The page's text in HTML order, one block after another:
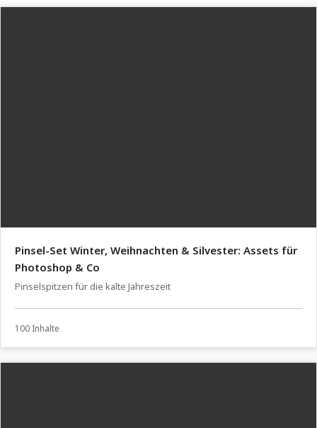
Pinsel-Set Winter, Weihnachten & Silvester: Assets für
Photoshop & Co
Pinselspitzen für die kalte Jahreszeit
100 Inhalte